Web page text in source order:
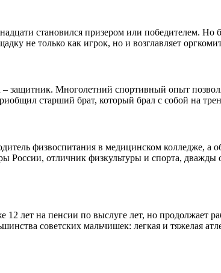
становился призером или победителем. Но
не только как игрок, но и возглавляет
защитник. Многолетний спортивный опыт
старший брат, который брал с собой на
физвоспитания в медицинском колледже, а
отличник физкультуры и спорта, дважды
лет на пенсии по выслуге лет, но продолжает
советских мальчишек: легкая и тяжелая